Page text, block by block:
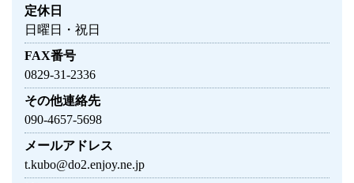
定休日
日曜日・祝日
FAX番号
0829-31-2336
その他連絡先
090-4657-5698
メールアドレス
t.kubo@do2.enjoy.ne.jp